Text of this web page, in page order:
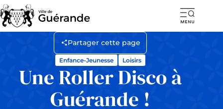
Une Roller Disco à
Guérande !
Enfance-Jeunesse Loisirs
Partager cette page